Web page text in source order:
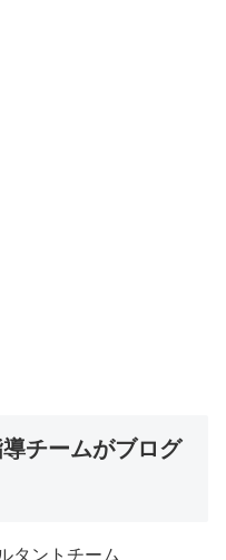
チームがブログ
タントチーム